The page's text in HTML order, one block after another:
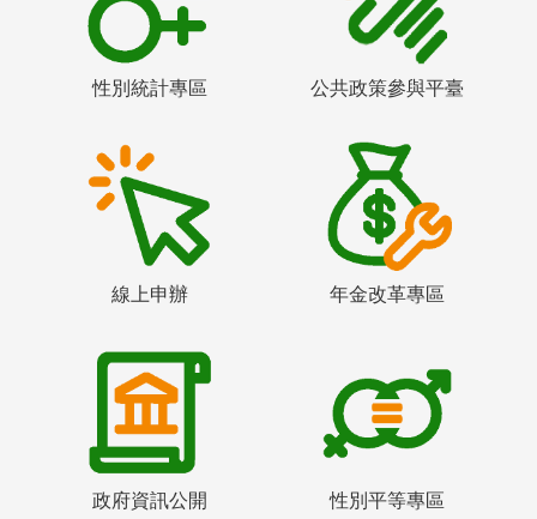
性別統計專區 公共政策參與平臺
線上申辦 年金改革專區
政府資訊公開 性別平等專區